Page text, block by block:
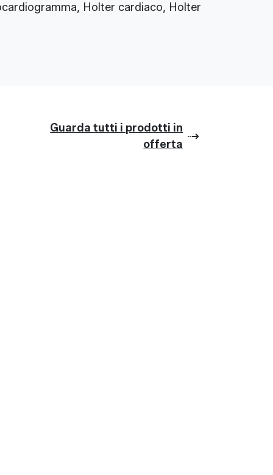
Holter cardiaco, Holter
Guarda tutti i prodotti in
offerta